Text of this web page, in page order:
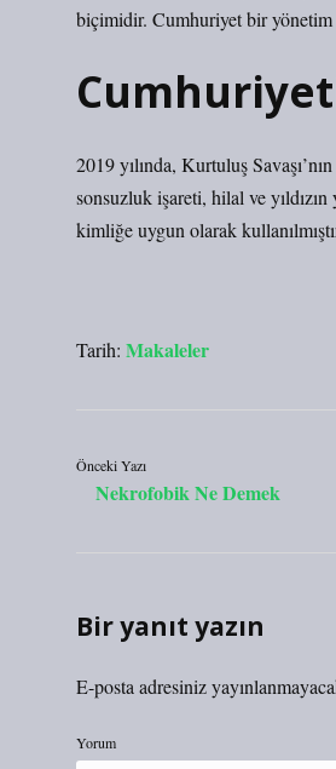
biçimidir. Cumhuriyet bir
2019 yılında, Kurtuluş
sonsuzluk işareti, hilal ve
kimliğe uygun olarak
Tarih: Makaleler
Önceki Yazı
Nekrofobik Ne Demek
Bir yanıt yazın
E-posta adresiniz
Yorum